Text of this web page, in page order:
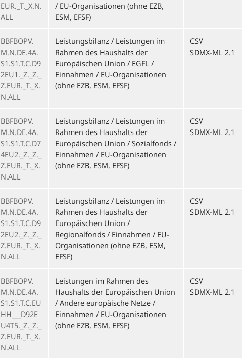
EUR._T._X.N.
ALL
/ EU-Organisationen (ohne EZB,
ESM, EFSF)
BBFBOPV.
M.N.DE.4A.
S1.S1.T.C.D9
2EU1._Z._Z._
Z.EUR._T._X.
N.ALL
Leistungsbilanz / Leistungen im
Rahmen des Haushalts der
Europäischen Union / EGFL /
Einnahmen / EU-Organisationen
(ohne EZB, ESM, EFSF)
CSV
SDMX-ML 2.1
BBFBOPV.
M.N.DE.4A.
S1.S1.T.C.D7
4EU2._Z._Z._
Z.EUR._T._X.
N.ALL
Leistungsbilanz / Leistungen im
Rahmen des Haushalts der
Europäischen Union / Sozialfonds /
Einnahmen / EU-Organisationen
(ohne EZB, ESM, EFSF)
CSV
SDMX-ML 2.1
BBFBOPV.
M.N.DE.4A.
S1.S1.T.C.D9
2EU2._Z._Z._
Z.EUR._T._X.
N.ALL
Leistungsbilanz / Leistungen im
Rahmen des Haushalts der
Europäischen Union /
Regionalfonds / Einnahmen / EU-
Organisationen (ohne EZB, ESM,
EFSF)
CSV
SDMX-ML 2.1
BBFBOPV.
M.N.DE.4A.
S1.S1.T.C.EU
HH___D92E
U4T5._Z._Z._
Z.EUR._T._X.
N.ALL
Leistungen im Rahmen des
Haushalts der Europäischen Union
/ Andere europäische Netze /
Einnahmen / EU-Organisationen
(ohne EZB, ESM, EFSF)
CSV
SDMX-ML 2.1